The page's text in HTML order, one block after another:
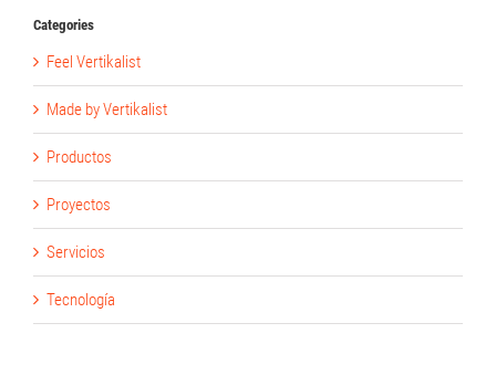
Categories
Feel Vertikalist
Made by Vertikalist
Productos
Proyectos
Servicios
Tecnología